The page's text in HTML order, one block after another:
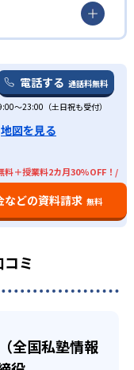
ュラムで効率
る。AIによる客
プランナーが子
育プランナーは地
るので、その子に
差が明確になり、
距離の学習が実
導をしているのが
で、わかったつも
勉強したい人向
向かって勉強計
立て方を知らな
なったり途中で挫
って客観的に苦手
豊富な教育プラン
ので、超効率的
い講師を紹介して
アや定期面談を実
くれ、目標達成に
。
る？
の合格実績は公開
うかは、通う予定
校 -
学校 -
武蔵中学校 -
田中学校
電話する 通話料無料
～23:00（土日祝も受付）
地図を見る
料＋授業料2カ月30%OFF！/
などの資料請求 無料
ミ
全国私塾情報